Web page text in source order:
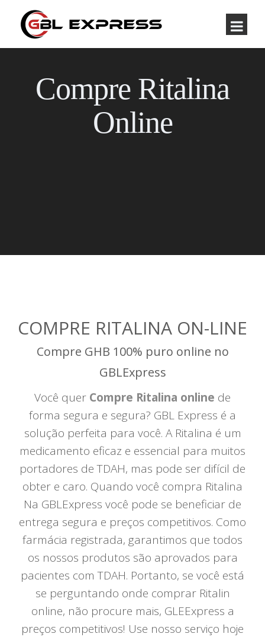
Compre Ritalina
Online
COMPRE RITALINA ON-LINE
Compre GHB 100% puro online no
GBLExpress
Você quer Compre Ritalina online de
forma segura e segura? GBL Express é a
solução perfeita para você. A Ritalina é um
medicamento eficaz e essencial para muitos
portadores de TDAH, mas pode ser difícil de
obter e caro. Quando você compra Ritalina
Na GBLExpress você pode se beneficiar de
entrega segura e preços competitivos. Como
farmácia registrada, garantimos que todos
os nossos produtos são aprovados para
pacientes com TDAH. Portanto, se você está
se perguntando onde comprar Ritalin
online, não procure mais, GLEExpress a
preços competitivos! Use nosso serviço hoje